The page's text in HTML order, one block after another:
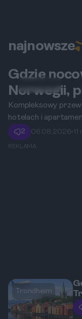
najnowsze
Gdzie
Norwegii,
urlop z
Kompleksowy
hotelach i
bezstresowy wyjazd
2 06.08.2026• 11
REKLAMA
Trondheim
z